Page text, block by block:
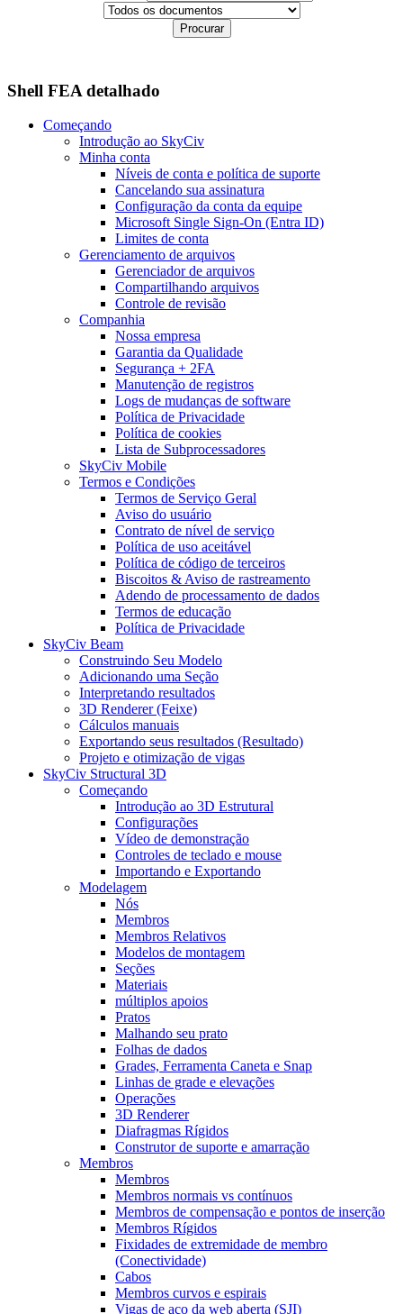
Shell FEA detalhado
Começando
Introdução ao SkyCiv
Minha conta
Níveis de conta e política de suporte
Cancelando sua assinatura
Configuração da conta da equipe
Microsoft Single Sign-On (Entra ID)
Limites de conta
Gerenciamento de arquivos
Gerenciador de arquivos
Compartilhando arquivos
Controle de revisão
Companhia
Nossa empresa
Garantia da Qualidade
Segurança + 2FA
Manutenção de registros
Logs de mudanças de software
Política de Privacidade
Política de cookies
Lista de Subprocessadores
SkyCiv Mobile
Termos e Condições
Termos de Serviço Geral
Aviso do usuário
Contrato de nível de serviço
Política de uso aceitável
Política de código de terceiros
Biscoitos & Aviso de rastreamento
Adendo de processamento de dados
Termos de educação
Política de Privacidade
SkyCiv Beam
Construindo Seu Modelo
Adicionando uma Seção
Interpretando resultados
3D Renderer (Feixe)
Cálculos manuais
Exportando seus resultados (Resultado)
Projeto e otimização de vigas
SkyCiv Structural 3D
Começando
Introdução ao 3D Estrutural
Configurações
Vídeo de demonstração
Controles de teclado e mouse
Importando e Exportando
Modelagem
Nós
Membros
Membros Relativos
Modelos de montagem
Seções
Materiais
múltiplos apoios
Pratos
Malhando seu prato
Folhas de dados
Grades, Ferramenta Caneta e Snap
Linhas de grade e elevações
Operações
3D Renderer
Diafragmas Rígidos
Construtor de suporte e amarração
Membros
Membros
Membros normais vs contínuos
Membros de compensação e pontos de inserção
Membros Rígidos
Fixidades de extremidade de membro
(Conectividade)
Cabos
Membros curvos e espirais
Vigas de aço da web aberta (SJI)